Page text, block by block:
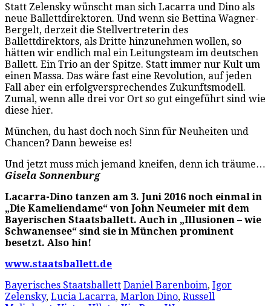
Statt Zelensky wünscht man sich Lacarra und Dino als
neue Ballettdirektoren. Und wenn sie Bettina Wagner-
Bergelt, derzeit die Stellvertreterin des
Ballettdirektors, als Dritte hinzunehmen wollen, so
hätten wir endlich mal ein Leitungsteam im deutschen
Ballett. Ein Trio an der Spitze. Statt immer nur Kult um
einen Massa. Das wäre fast eine Revolution, auf jeden
Fall aber ein erfolgversprechendes Zukunftsmodell.
Zumal, wenn alle drei vor Ort so gut eingeführt sind wie
diese hier.
München, du hast doch noch Sinn für Neuheiten und
Chancen? Dann beweise es!
Und jetzt muss mich jemand kneifen, denn ich träume…
Gisela Sonnenburg
Lacarra-Dino tanzen am 3. Juni 2016 noch einmal in
„Die Kameliendame“ von John Neumeier mit dem
Bayerischen Staatsballett. Auch in „Illusionen – wie
Schwanensee“ sind sie in München prominent
besetzt. Also hin!
www.staatsballett.de
Bayerisches Staatsballett Daniel Barenboim, Igor
Zelensky, Lucia Lacarra, Marlon Dino, Russell